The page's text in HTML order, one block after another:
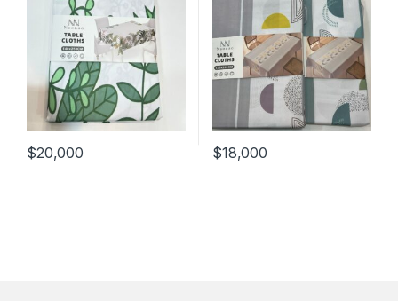
$20,000 $18,000